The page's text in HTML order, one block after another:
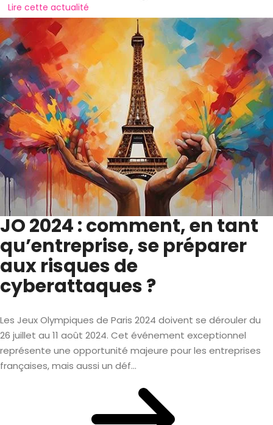
Lire cette actualité
JO 2024 : comment, en tant
qu’entreprise, se préparer
aux risques de
cyberattaques ?
Les Jeux Olympiques de Paris 2024 doivent se dérouler du
26 juillet au 11 août 2024. Cet événement exceptionnel
représente une opportunité majeure pour les entreprises
françaises, mais aussi un déf...